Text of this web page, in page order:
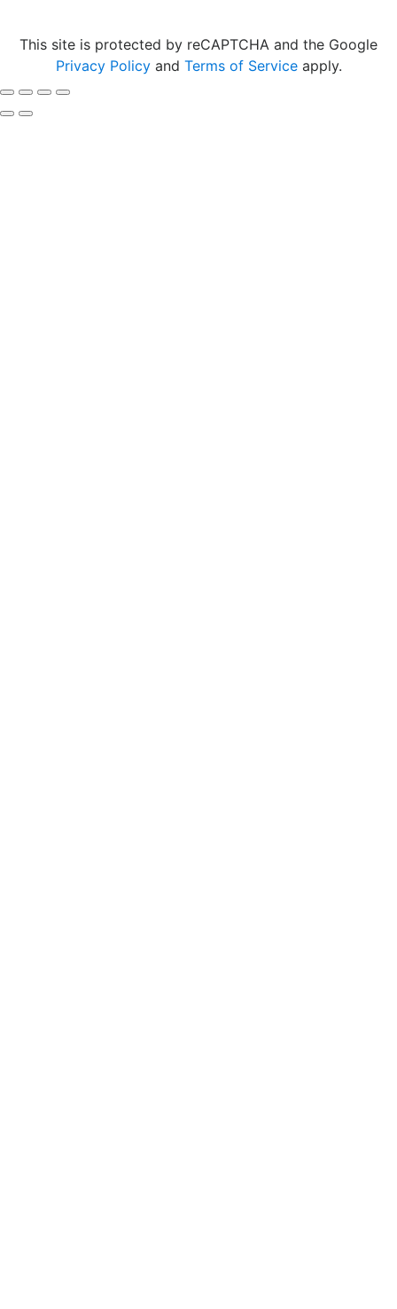
This site is protected by reCAPTCHA and the Google
Privacy Policyand Terms of Serviceapply.